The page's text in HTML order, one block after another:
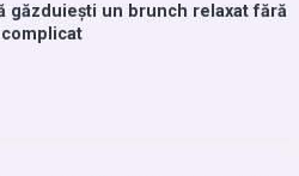
găzduiești un brunch relaxat fără